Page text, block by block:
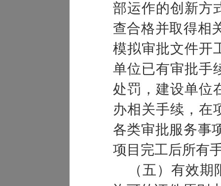
部运作的创新方
查合格并取得相
模拟审批文件开
单位已有审批手
处罚，建设单位
办相关手续，在
各类审批服务事
项目完工后所有
（五）有效期